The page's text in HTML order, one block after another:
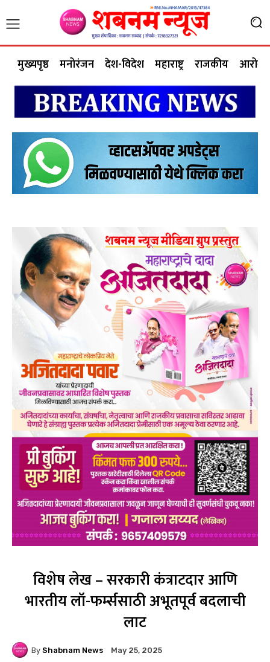
मुख्यपृष्ठ मनोरंजन देश-विदेश महाराष्ट्र राजकीय आरोग्य
विशेष लेख – सरकारी कंत्राटदार आणि
भारतीय लॉ-फर्म्ससाठी अभूतपूर्व बदलाची
लाट
By Shabnam News May 25, 2025